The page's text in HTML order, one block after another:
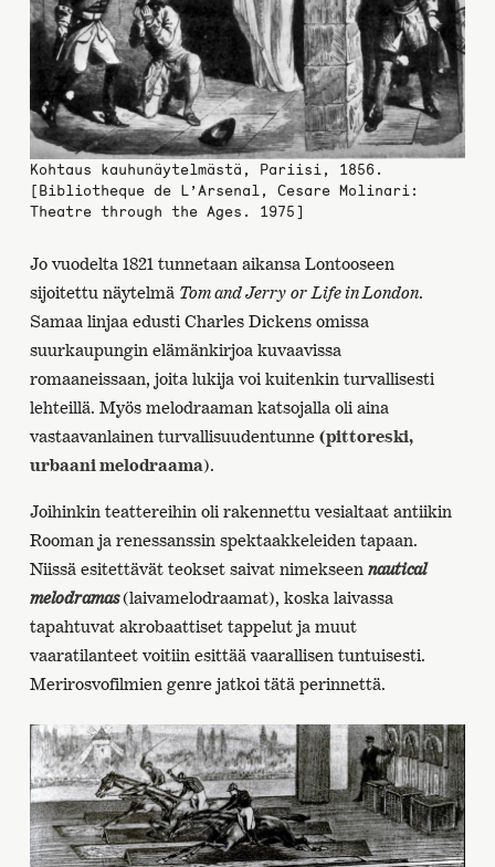
Kohtaus kauhunäytelmästä, Pariisi, 1856.
[Bibliotheque de L’Arsenal, Cesare Molinari:
Theatre through the Ages. 1975]
Jo vuodelta 1821 tunnetaan aikansa Lontooseen
sijoitettu näytelmä Tom and Jerry or Life in London.
Samaa linjaa edusti Charles Dickens omissa
suurkaupungin elämänkirjoa kuvaavissa
romaaneissaan, joita lukija voi kuitenkin turvallisesti
lehteillä. Myös melodraaman katsojalla oli aina
vastaavanlainen turvallisuudentunne (pittoreski,
urbaani melodraama).
Joihinkin teattereihin oli rakennettu vesialtaat antiikin
Rooman ja renessanssin spektaakkeleiden tapaan.
Niissä esitettävät teokset saivat nimekseen nautical
melodramas(laivamelodraamat), koska laivassa
tapahtuvat akrobaattiset tappelut ja muut
vaaratilanteet voitiin esittää vaarallisen tuntuisesti.
Merirosvofilmien genre jatkoi tätä perinnettä.